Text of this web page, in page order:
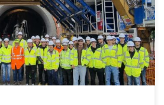
ed Opere in Terra, Analisi e Modellazione
i cantieri sulla A1 tra Firenze ed Incisa.
osservare lo […]